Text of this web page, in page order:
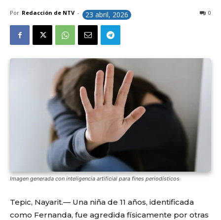
Por Redacción de NTV - 23 abril, 2026 0
Imagen generada con inteligencia artificial para fines periodísticos
Tepic, Nayarit.— Una niña de 11 años, identificada
como Fernanda, fue agredida físicamente por otras